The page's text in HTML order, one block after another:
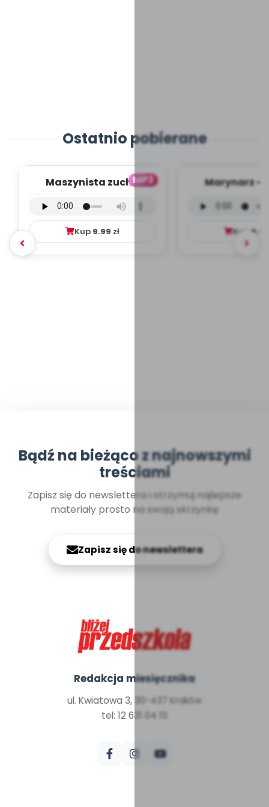
Ostatnio pobierane
MP3
Maszynista zuch -
mp3)
Kup 9.99 zł
Marynarz -
Kup 9.99
Bądź na bieżąco z najnowszymi
treściami
Zapisz się do newslettera i otrzymuj najlepsze
materiały prosto na swoją skrzynkę
Zapisz się do newslettera
Redakcja miesięcznika
ul. Kwiatowa 3, 30-437 Kraków
tel: 12 631 04 10